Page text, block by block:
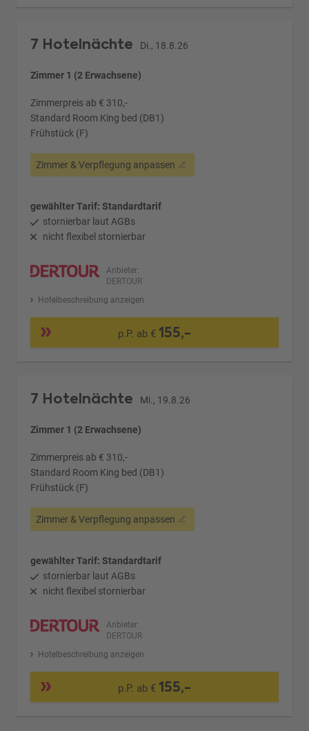
7 Hotelnächte Di., 18.8.26
Zimmer 1 (2 Erwachsene)
Zimmerpreis ab € 310,-
Standard Room King bed (DB1)
Frühstück (F)
Zimmer & Verpflegung anpassen
gewählter Tarif: Standardtarif
stornierbar laut AGBs
nicht flexibel stornierbar
Anbieter:
DERTOUR
Hotelbeschreibung anzeigen
p.P. ab € 155,-
7 Hotelnächte Mi., 19.8.26
Zimmer 1 (2 Erwachsene)
Zimmerpreis ab € 310,-
Standard Room King bed (DB1)
Frühstück (F)
Zimmer & Verpflegung anpassen
gewählter Tarif: Standardtarif
stornierbar laut AGBs
nicht flexibel stornierbar
Anbieter:
DERTOUR
Hotelbeschreibung anzeigen
p.P. ab € 155,-